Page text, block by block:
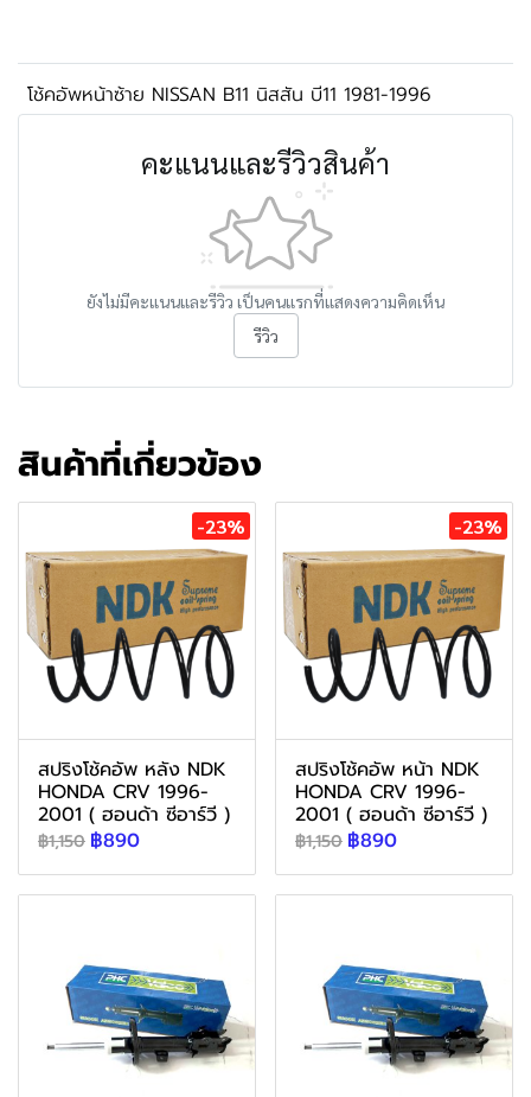
โช้คอัพหน้าซ้าย NISSAN B11 นิสสัน บี11 1981-1996
คะแนนและรีวิวสินค้า
ยังไม่มีคะแนนและรีวิว เป็นคนแรกที่แสดงความคิดเห็น
รีวิว
สินค้าที่เกี่ยวข้อง
-23%
สปริงโช้คอัพ หลัง NDK
HONDA CRV 1996-
2001 ( ฮอนด้า ซีอาร์วี )
฿1,150 ฿890
-23%
สปริงโช้คอัพ หน้า NDK
HONDA CRV 1996-
2001 ( ฮอนด้า ซีอาร์วี )
฿1,150 ฿890